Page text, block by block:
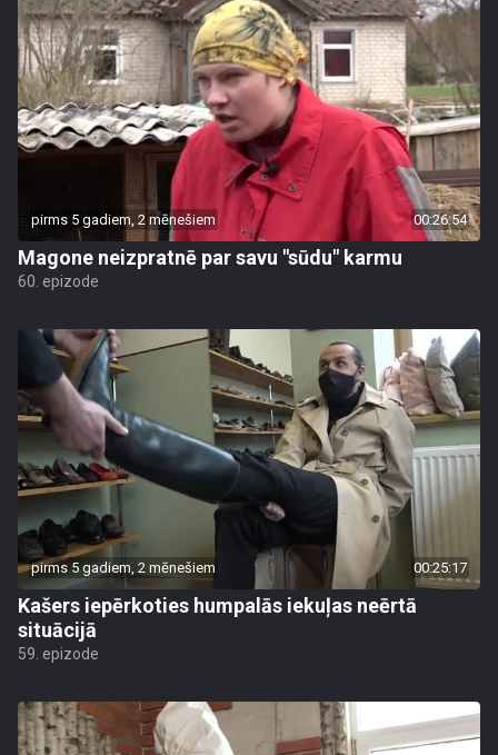
pirms 5 gadiem, 2 mēnešiem 00:26:54
Magone neizpratnē par savu "sūdu" karmu
60. epizode
pirms 5 gadiem, 2 mēnešiem 00:25:17
Kašers iepērkoties humpalās iekuļas neērtā
situācijā
59. epizode